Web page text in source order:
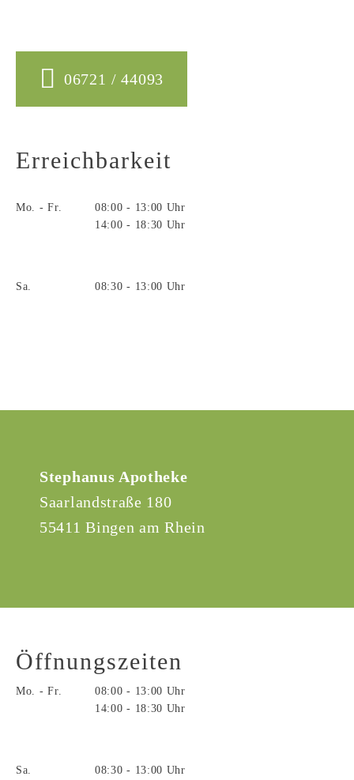
06721 / 44093
Erreichbarkeit
Mo. - Fr.
08:00 - 13:00 Uhr
14:00 - 18:30 Uhr
Sa. 08:30 - 13:00 Uhr
Stephanus Apotheke
Saarlandstraße 180
55411 Bingen am Rhein
Öffnungszeiten
Mo. - Fr.
08:00 - 13:00 Uhr
14:00 - 18:30 Uhr
Sa. 08:30 - 13:00 Uhr